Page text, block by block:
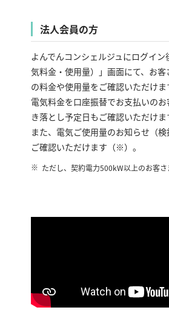
法人会員の方
よんでんコンシェルジュにログイ
気料金・使用量）」画面にて、お
の料金や使用量をご確認いただけま
電気料金を口座振替でお支払いの
き落とし予定日もご確認いただけま
また、電気ご使用量のお知らせ（
ご確認いただけます（※）。
ただし、契約電力500kW以上のお客さ